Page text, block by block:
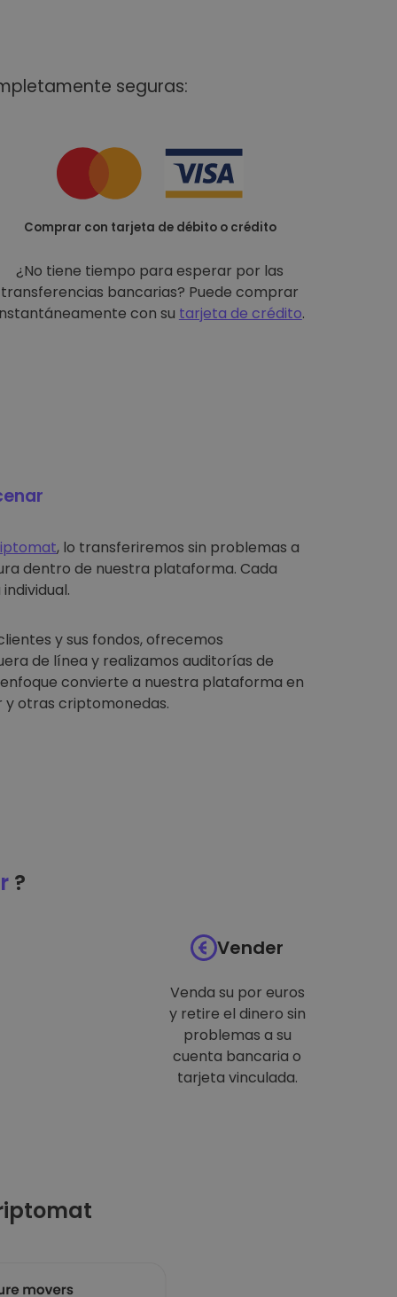
seguras:
Comprar con tarjeta de débito o crédito
¿No tiene tiempo para esperar por las
transferencias bancarias? Puede comprar
con su tarjeta de crédito.
, lo transferiremos sin problemas a
dentro de nuestra plataforma. Cada
y sus fondos, ofrecemos
de línea y realizamos auditorías de
convierte a nuestra plataforma en
otras criptomonedas.
?
Vender
Venda su por euros
y retire el dinero sin
problemas a su
cuenta bancaria o
tarjeta vinculada.